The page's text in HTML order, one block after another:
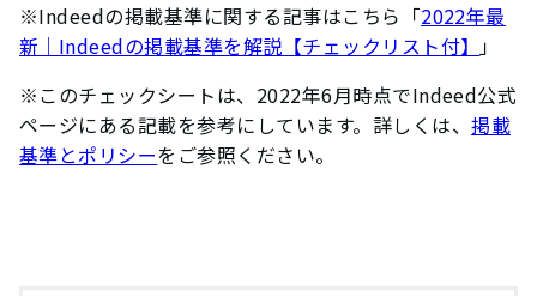
※Indeedの掲載基準に関する記事はこちら「2022年最
新｜Indeedの掲載基準を解説【チェックリスト付】 」
※このチェックシートは、2022年6月時点でIndeed公式
ページにある記載を参考にしています。詳しくは、掲載
基準とポリシーをご参照ください。